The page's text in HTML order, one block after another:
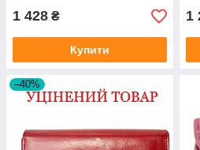
1 428 ₴
Купити
1
–40%